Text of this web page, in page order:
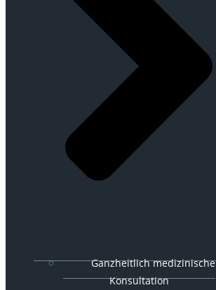
Ganzheitlich medizinische
Konsultation